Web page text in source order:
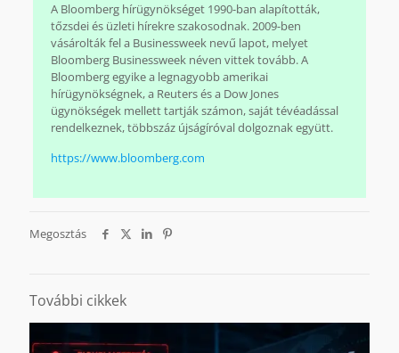
A Bloomberg hírügynökséget 1990-ban alapították,
tőzsdei és üzleti hírekre szakosodnak. 2009-ben
vásárolták fel a Businessweek nevű lapot, melyet
Bloomberg Businessweek néven vittek tovább. A
Bloomberg egyike a legnagyobb amerikai
hírügynökségnek, a Reuters és a Dow Jones
ügynökségek mellett tartják számon, saját tévéadással
rendelkeznek, többszáz újságíróval dolgoznak együtt.
https://www.bloomberg.com
Megosztás
További cikkek